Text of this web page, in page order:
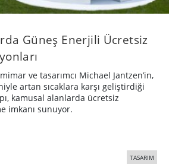
Güneş Enerjili Ücretsiz
ve tasarımcı Michael Jantzen’in,
artan sıcaklara karşı geliştirdiği
kamusal alanlarda ücretsiz
imkanı sunuyor.
TASARIM